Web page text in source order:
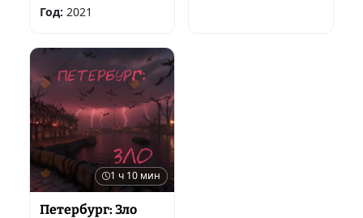
Год: 2021
1 ч 10 мин
Петербург: Зло